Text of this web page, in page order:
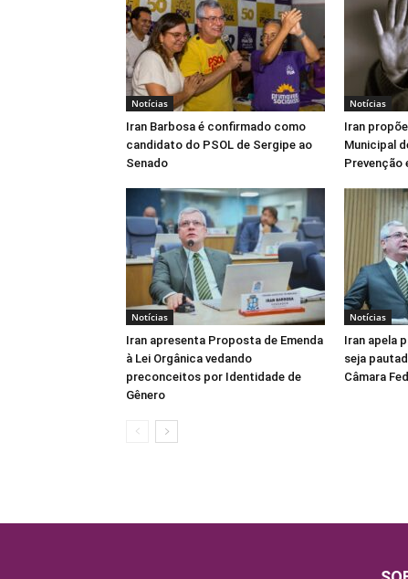
Notícias
Iran Barbosa é confirmado como
candidato do PSOL de Sergipe ao
Senado
Notícias
Iran
Municipal
Prevenção
Notícias
Iran apresenta Proposta de Emenda
à Lei Orgânica vedando
preconceitos por Identidade de
Gênero
Notícias
Iran apela
seja
Câmara